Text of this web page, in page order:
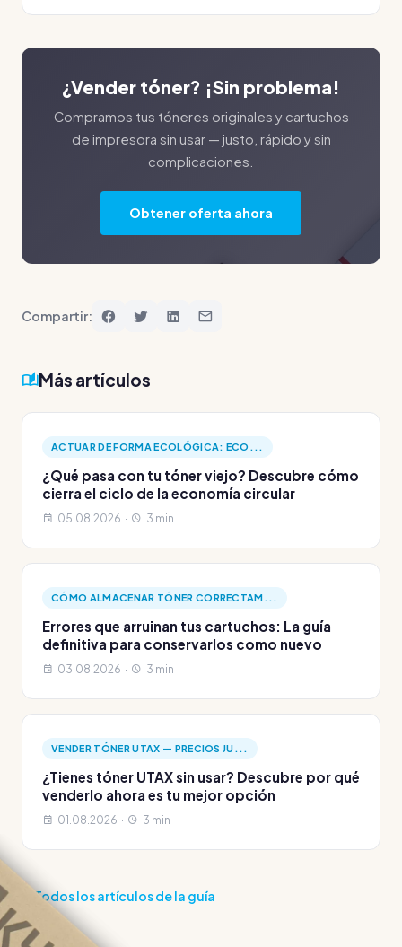
¿Vender tóner? ¡Sin problema!
Compramos tus tóneres originales y cartuchos
de impresora sin usar — justo, rápido y sin
complicaciones.
Obtener oferta ahora
Compartir:
Más artículos
ACTUAR DE FORMA ECOLÓGICA: ECO...
¿Qué pasa con tu tóner viejo? Descubre cómo
cierra el ciclo de la economía circular
05.08.2026 · 3 min
CÓMO ALMACENAR TÓNER CORRECTAM...
Errores que arruinan tus cartuchos: La guía
definitiva para conservarlos como nuevo
03.08.2026 · 3 min
VENDER TÓNER UTAX — PRECIOS JU...
¿Tienes tóner UTAX sin usar? Descubre por qué
venderlo ahora es tu mejor opción
01.08.2026 · 3 min
Todos los artículos de la guía